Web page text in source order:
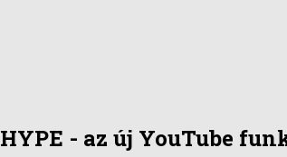
HYPE - az új YouTube